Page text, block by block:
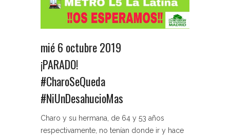
mié 6 octubre 2019
¡PARADO!
#CharoSeQueda
#NiUnDesahucioMas
Charo y su hermana, de 64 y 53 años
respectivamente, no tenían donde ir y hace